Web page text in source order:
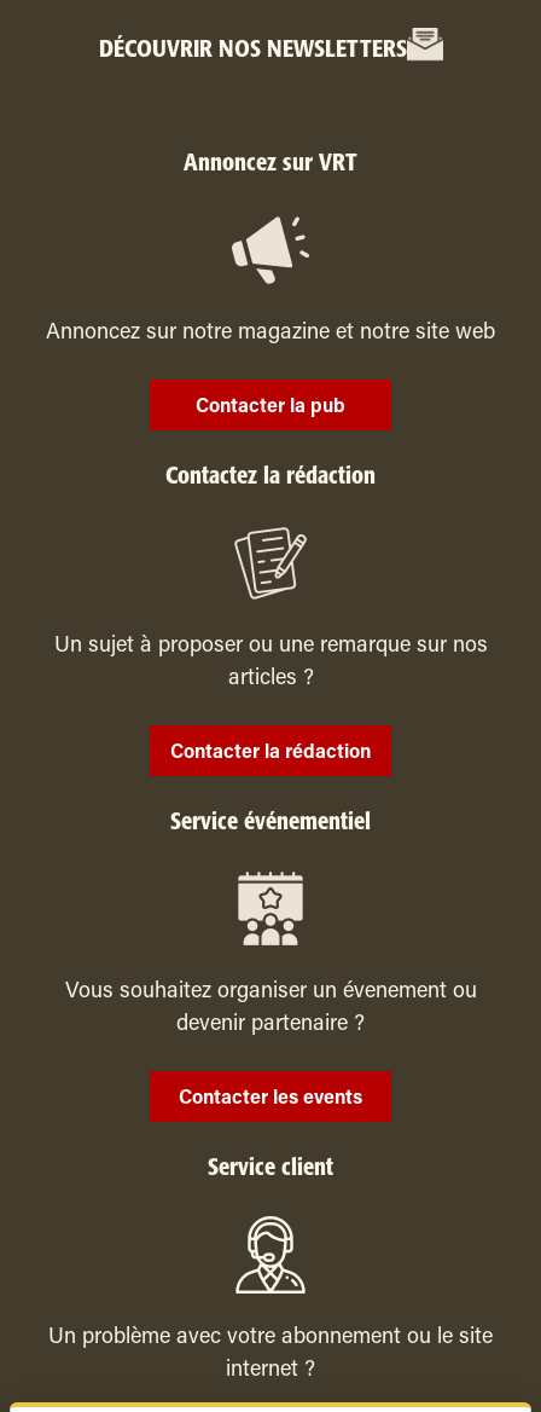
DÉCOUVRIR NOS NEWSLETTERS
Annoncez sur VRT
Annoncez sur notre magazine et notre site web
Contacter la pub
Contactez la rédaction
Un sujet à proposer ou une remarque sur nos
articles ?
Contacter la rédaction
Service événementiel
Vous souhaitez organiser un évenement ou
devenir partenaire ?
Contacter les events
Service client
Un problème avec votre abonnement ou le site
internet ?